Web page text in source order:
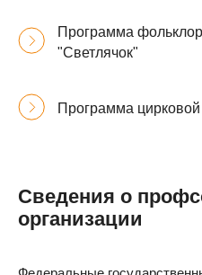
Программа
"Светлячок"
Программа
Сведения о
организации